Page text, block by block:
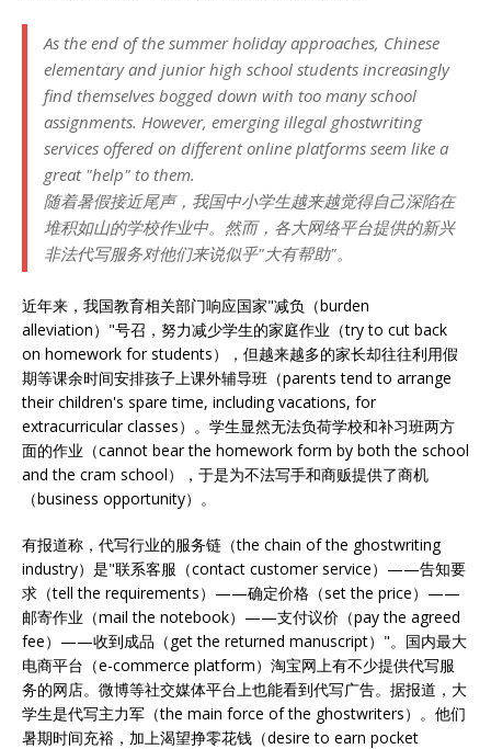
As the end of the summer holiday approaches, Chinese
elementary and junior high school students increasingly
find themselves bogged down with too many school
assignments. However, emerging illegal ghostwriting
services offered on different online platforms seem like a
great "help" to them.
随着暑假接近尾声，我国中小学生越来越觉得自己深陷在
堆积如山的学校作业中。然而，各大网络平台提供的新兴
非法代写服务对他们来说似乎"大有帮助"。
近年来，我国教育相关部门响应国家"减负（burden
alleviation）"号召，努力减少学生的家庭作业（try to cut back
on homework for students），但越来越多的家长却往往利用假
期等课余时间安排孩子上课外辅导班（parents tend to arrange
their children's spare time, including vacations, for
extracurricular classes）。学生显然无法负荷学校和补习班两方
面的作业（cannot bear the homework form by both the school
and the cram school），于是为不法写手和商贩提供了商机
（business opportunity）。
有报道称，代写行业的服务链（the chain of the ghostwriting
industry）是"联系客服（contact customer service）——告知要
求（tell the requirements）——确定价格（set the price）——
邮寄作业（mail the notebook）——支付议价（pay the agreed
fee）——收到成品（get the returned manuscript）"。国内最大
电商平台（e-commerce platform）淘宝网上有不少提供代写服
务的网店。微博等社交媒体平台上也能看到代写广告。据报道，大
学生是代写主力军（the main force of the ghostwriters）。他们
暑期时间充裕，加上渴望挣零花钱（desire to earn pocket